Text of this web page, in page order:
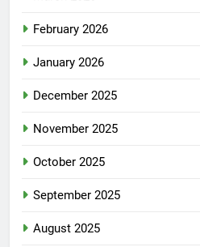
February 2026
January 2026
December 2025
November 2025
October 2025
September 2025
August 2025